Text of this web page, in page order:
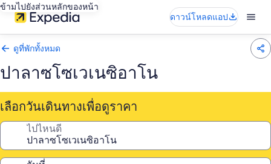
ข้ามไปยังส่วนหลักของหน้า
ดาวน์โหลดแอป
ดูที่พักทั้งหมด
ปาลาซโซเวเนซิอาโน
เลือกวันเดินทางเพื่อดูราคา
ไปไหนดี